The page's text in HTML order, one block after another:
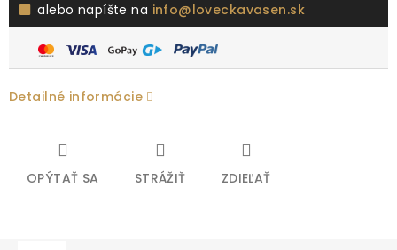
alebo napíšte na info@loveckavasen.sk
Detailné informácie
OPÝTAŤ SA STRÁŽIŤ ZDIEĽAŤ